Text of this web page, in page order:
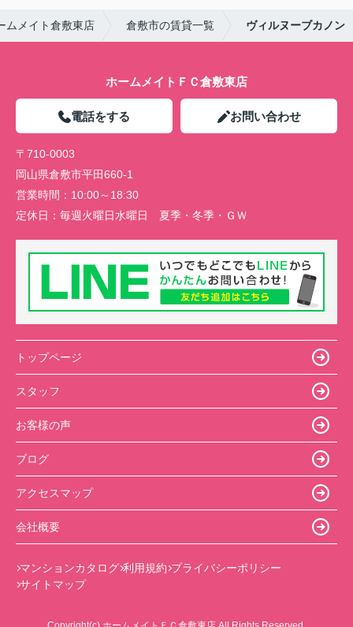
ムメイト倉敷東店 倉敷市の賃貸一覧 ヴィルヌーブカノン
ホームメイトＦＣ倉敷東店
電話をする お問い合わせ
〒710-0003
岡山県倉敷市平田660-1
営業時間： 10:00～18:30
定休日： 毎週火曜日水曜日 夏季・冬季・ＧＷ
トップページ
スタッフ
お客様の声
ブログ
アクセスマップ
会社概要
マンションカタログ 利用規約 プライバシーポリシー
サイトマップ